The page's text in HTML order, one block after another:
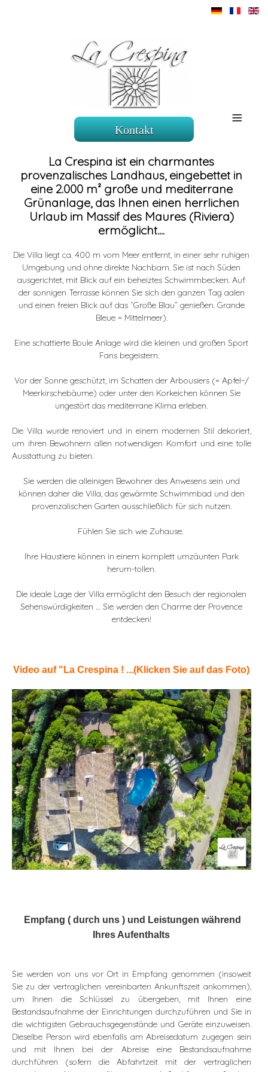
≡
Kontakt
La Crespina ist ein charmantes
provenzalisches Landhaus, eingebettet in
eine 2.000 m² große und mediterrane
Grünanlage, das Ihnen einen herrlichen
Urlaub im Massif des Maures (Riviera)
ermöglicht....
Die Villa liegt ca. 400 m vom Meer entfernt, in einer sehr ruhigen
Umgebung und ohne direkte Nachbarn. Sie ist nach Süden
ausgerichtet, mit Blick auf ein beheiztes Schwimmbecken. Auf
der sonnigen Terrasse können Sie sich den ganzen Tag aalen
und einen freien Blick auf das “Große Blau” genießen. Grande
Bleue = Mittelmeer).
Eine schattierte Boule Anlage wird die kleinen und großen Sport
Fans begeistern.
Vor der Sonne geschützt, im Schatten der Arbousiers (= Apfel~/
Meerkirschebäume) oder unter den Korkeichen können Sie
ungestört das mediterrane Klima erleben.
Die Villa wurde renoviert und in einem modernen Stil dekoriert,
um ihren Bewohnern allen notwendigen Komfort und eine tolle
Ausstattung zu bieten.
Sie werden die alleinigen Bewohner des Anwesens sein und
können daher die Villa, das gewärmte Schwimmbad und den
provenzalischen Garten ausschließlich für sich nutzen.
Fühlen Sie sich wie Zuhause.
Ihre Haustiere können in einem komplett umzäunten Park
herum-tollen.
Die ideale Lage der Villa ermöglicht den Besuch der regionalen
Sehenswürdigkeiten … Sie werden den Charme der Provence
entdecken!
Video auf "La Crespina ! ...(Klicken Sie auf das Foto)
Empfang ( durch uns ) und Leistungen während
Ihres Aufenthalts
Sie werden von uns vor Ort in Empfang genommen (insoweit
Sie zu der vertraglichen vereinbarten Ankunftszeit ankommen),
um Ihnen die Schlüssel zu übergeben, mit Ihnen eine
Bestandsaufnahme der Einrichtungen durchzuführen und Sie in
die wichtigsten Gebrauchsgegenstände und Geräte einzuweisen.
Dieselbe Person wird ebenfalls am Abreisedatum zugegen sein
und mit Ihnen bei der Abreise eine Bestandsaufnahme
durchführen (sofern die Abfahrtzeit mit der vertraglichen